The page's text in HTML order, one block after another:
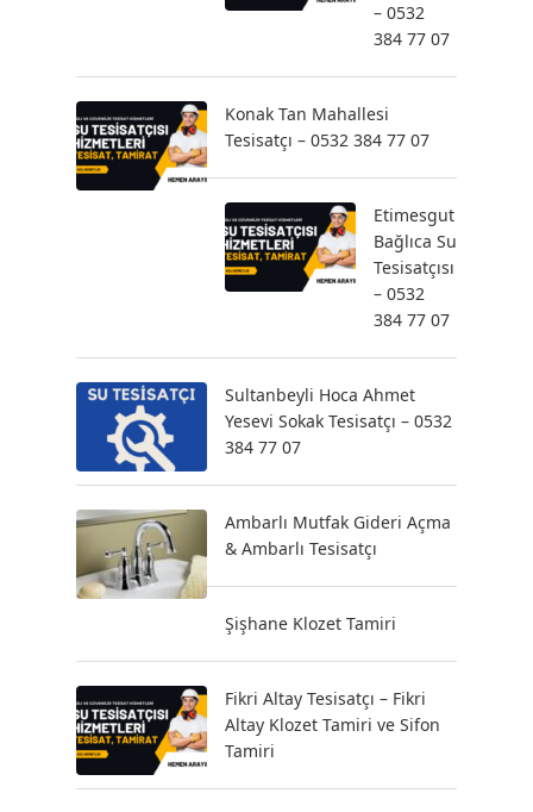
– 0532
384 77 07
Konak Tan Mahallesi
Tesisatçı – 0532 384 77 07
Etimesgut
Bağlıca Su
Tesisatçısı
– 0532
384 77 07
Sultanbeyli Hoca Ahmet
Yesevi Sokak Tesisatçı – 0532
384 77 07
Ambarlı Mutfak Gideri Açma
& Ambarlı Tesisatçı
Şişhane Klozet Tamiri
Fikri Altay Tesisatçı – Fikri
Altay Klozet Tamiri ve Sifon
Tamiri